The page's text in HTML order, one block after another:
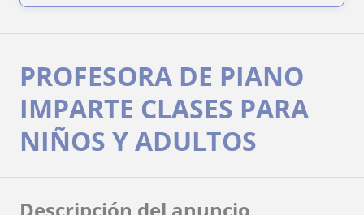
PROFESORA DE PIANO
IMPARTE CLASES PARA
NIÑOS Y ADULTOS